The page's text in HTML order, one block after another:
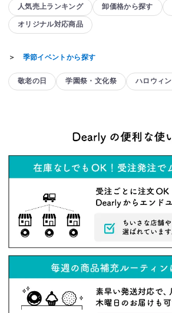
人気売上ランキング 卸価格から探す
オリジナル対応商品
＞ 季節イベントから探す
敬老の日 学園祭・文化祭 ハロウィン